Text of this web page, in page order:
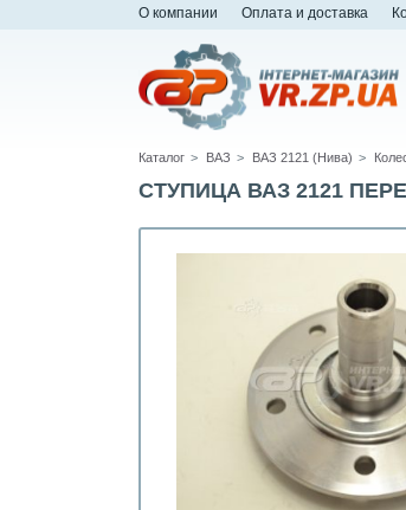
О компании Оплата и доставка
Каталог ВАЗ ВАЗ 2121 (Нива)
СТУПИЦА ВАЗ 2121